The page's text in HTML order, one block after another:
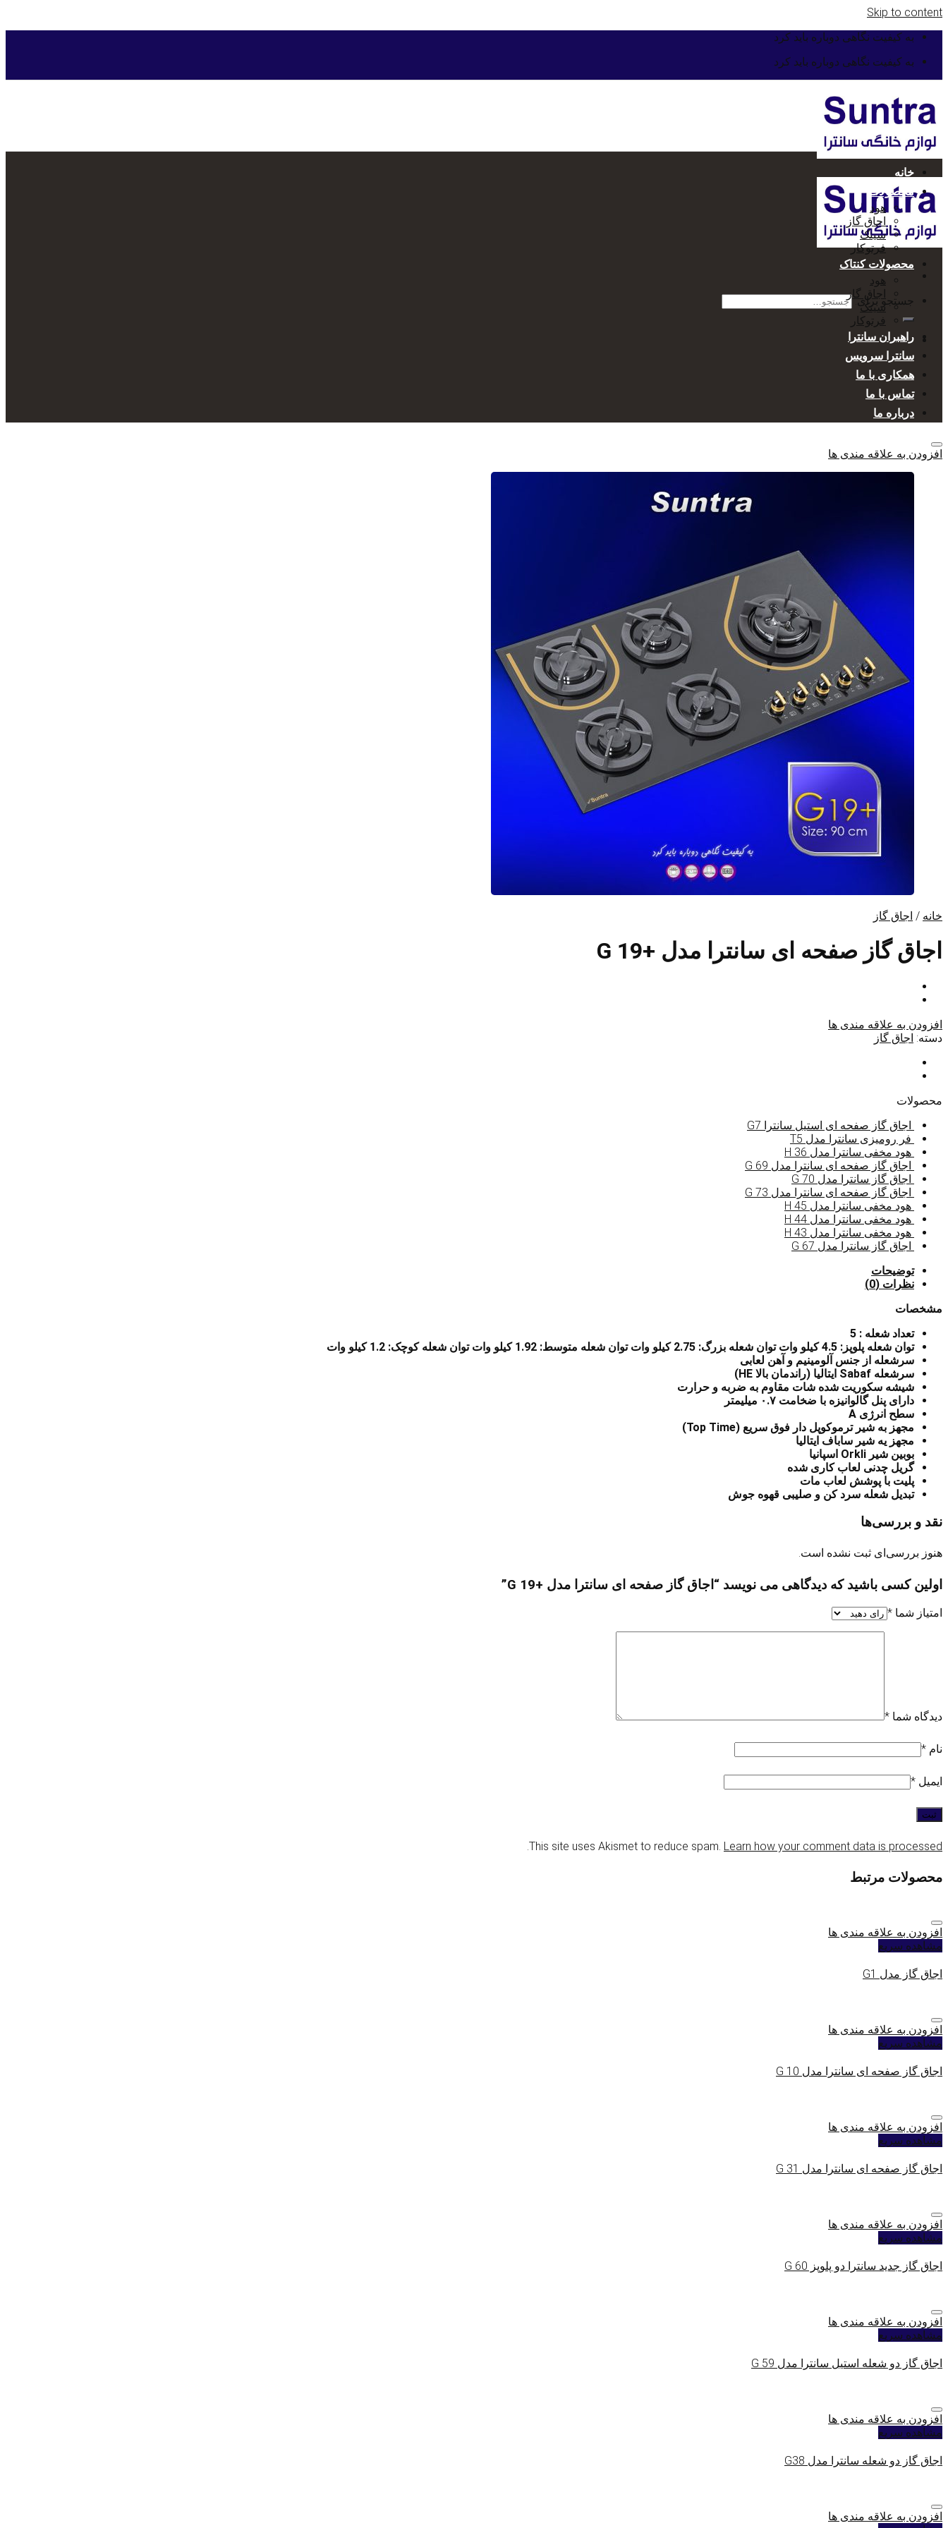
Skip to content
به کیفیت نگاهی دوباره باید کرد
به کیفیت نگاهی دوباره باید کرد
جستجو برای:
خانه
محصولات
هود
اجاق گاز
سینک
فرتوکار
محصولات کنتاک
هود
اجاق گاز
سینک
فرتوکار
راهبران سانترا
سانترا سرویس
همکاری با ما
تماس با ما
درباره ما
افزودن به علاقه مندی ها
خانه / اجاق گاز
اجاق گاز صفحه ای سانترا مدل +G 19
افزودن به علاقه مندی ها
دسته: اجاق گاز
محصولات
اجاق گاز صفحه ای استیل سانترا G7
فر رومیزی سانترا مدل T5
هود مخفی سانترا مدل H 36
اجاق گاز صفحه ای سانترا مدل G 69
اجاق گاز سانترا مدل G 70
اجاق گاز صفحه ای سانترا مدل G 73
هود مخفی سانترا مدل H 45
هود مخفی سانترا مدل H 44
هود مخفی سانترا مدل H 43
اجاق گاز سانترا مدل G 67
توضیحات
نظرات (0)
مشخصات
تعداد شعله : 5
توان شعله پلوپز: 4.5 کیلو وات توان شعله بزرگ: 2.75 کیلو وات توان شعله متوسط: 1.92 کیلو وات توان شعله کوچک: 1.2 کیلو وات
سرشعله از جنس آلومینیم و آهن لعابی
سرشعله Sabaf ایتالیا (راندمان بالا HE)
شیشه سکوریت شده شات مقاوم به ضربه و حرارت
دارای پنل گالوانیزه با ضخامت ۰.۷ میلیمتر
سطح انرژی A
مجهز به شیر ترموکوپل دار فوق سریع (Top Time)
مجهز یه شیر ساباف ایتالیا
بوبین شیر Orkli اسپانیا
گریل چدنی لعاب کاری شده
پلیت با پوشش لعاب مات
تبدیل شعله سرد کن و صلیبی قهوه جوش
نقد و بررسی‌ها
هنوز بررسی‌ای ثبت نشده است.
اولین کسی باشید که دیدگاهی می نویسد “اجاق گاز صفحه ای سانترا مدل +G 19”
امتیاز شما *
دیدگاه شما *
نام *
ایمیل *
This site uses Akismet to reduce spam. Learn how your comment data is processed
محصولات مرتبط
افزودن به علاقه مندی ها
مشاهده سریع
اجاق گاز مدل G1
افزودن به علاقه مندی ها
مشاهده سریع
اجاق گاز صفحه ای سانترا مدل G 10
افزودن به علاقه مندی ها
مشاهده سریع
اجاق گاز صفحه ای سانترا مدل G 31
افزودن به علاقه مندی ها
مشاهده سریع
اجاق گاز جدید سانترا دو پلوپز G 60
افزودن به علاقه مندی ها
مشاهده سریع
اجاق گاز دو شعله استیل سانترا مدل G 59
افزودن به علاقه مندی ها
مشاهده سریع
اجاق گاز دو شعله سانترا مدل G38
افزودن به علاقه مندی ها